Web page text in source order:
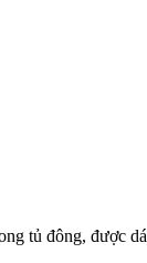
tủ đông, được